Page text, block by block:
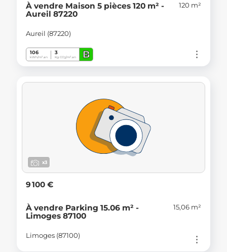
À vendre Maison 5 pièces 120 m² -
Aureil 87220
120 m²
Aureil (87220)
106
kWh/m².an
3
Kg CO2/m².an B
x3
9 100 €
À vendre Parking 15.06 m² -
Limoges 87100
15,06 m²
Limoges (87100)